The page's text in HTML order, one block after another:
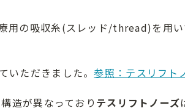
用の吸収糸(スレッド/thread)を用
いただきました。参照：テスリフト
造が異なっており テスリフトノーズ